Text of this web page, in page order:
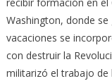
Washington, donde
vacaciones se
con destruir la
militarizó el trabajo de